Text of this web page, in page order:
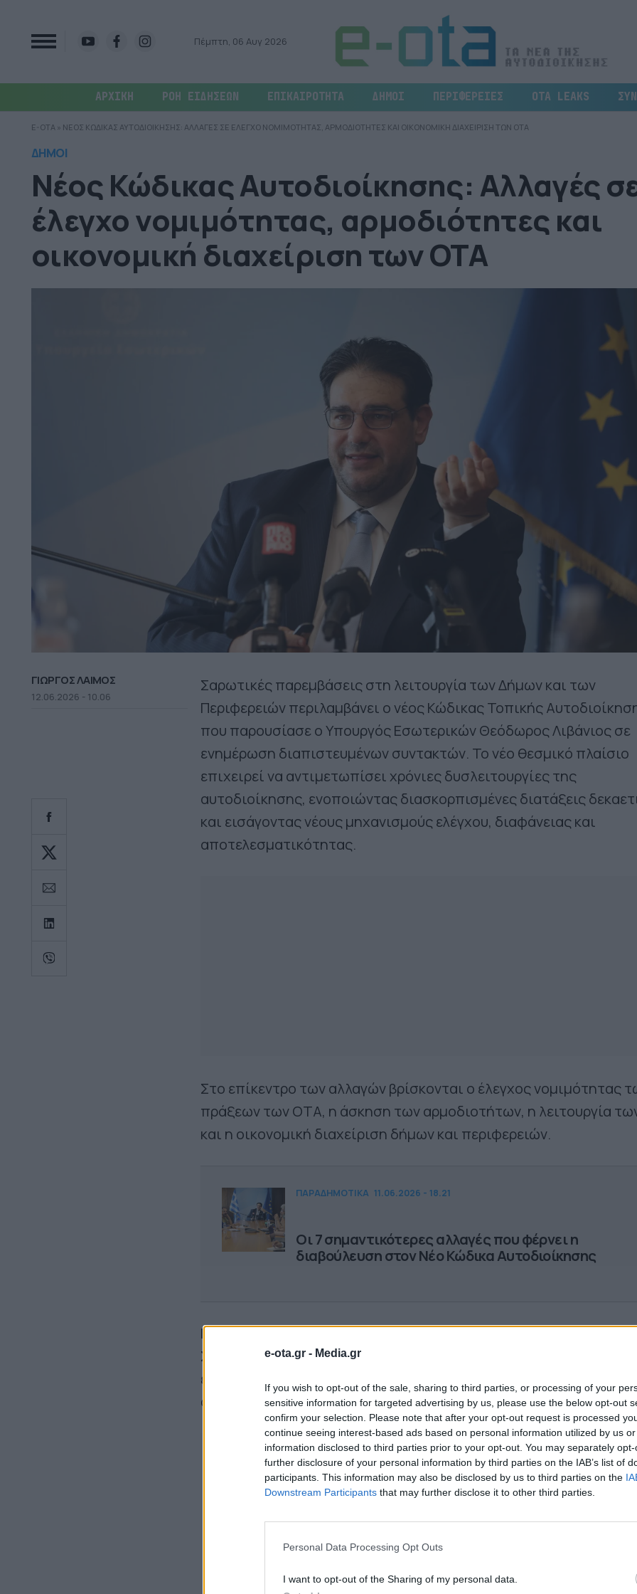
e-ota.gr - Media.gr
If you wish to opt-out of the sale, sharing to third parties, or processing of your
sensitive information for targeted advertising by us, please use the below opt-out
confirm your selection. Please note that after your opt-out request is processed
continue seeing interest-based ads based on personal information utilized by us
information disclosed to third parties prior to your opt-out. You may separately
further disclosure of your personal information by third parties on the IAB’s list of
participants. This information may also be disclosed by us to third parties on the
Downstream Participants that may further disclose it to other third parties.
Personal Data Processing Opt Outs
I want to opt-out of the Sharing of my personal data.
Πέμπτη, 06 Αυγ 2026
ΑΡΧΙΚΗ ΡΟΗ ΕΙΔΗΣΕΩΝ ΕΠΙΚΑΙΡΟΤΗΤΑ ΔΗΜΟΙ ΠΕΡΙΦΕΡΕΙΕΣ OTA LEAKS
E-OTA » ΝΕΟΣ ΚΩΔΙΚΑΣ ΑΥΤΟΔΙΟΙΚΗΣΗΣ: ΑΛΛΑΓΕΣ ΣΕ ΕΛΕΓΧΟ ΝΟΜΙΜΟΤΗΤΑΣ, ΑΡΜΟΔΙΟΤΗΤΕΣ ΚΑΙ ΟΙΚΟΝΟΜΙΚΗ ΔΙΑΧΕΙΡΙΣΗ ΤΩΝ ΟΤΑ
ΔΗΜΟΙ
Νέος Κώδικας Αυτοδιοίκησης: Αλλαγές
έλεγχο νομιμότητας, αρμοδιότητες και
οικονομική διαχείριση των ΟΤΑ
ΓΙΩΡΓΟΣ ΛΑΙΜΟΣ
12.06.2026 - 10.06
Σαρωτικές παρεμβάσεις στη λειτουργία των Δήμων και των
Περιφερειών περιλαμβάνει ο νέος Κώδικας Τοπικής
που παρουσίασε ο Υπουργός Εσωτερικών Θεόδωρος Λιβάνιος σε
ενημέρωση διαπιστευμένων συντακτών. Το νέο θεσμικό πλαίσιο
επιχειρεί να αντιμετωπίσει χρόνιες δυσλειτουργίες της
αυτοδιοίκησης, ενοποιώντας διασκορπισμένες διατάξεις
και εισάγοντας νέους μηχανισμούς ελέγχου, διαφάνειας και
αποτελεσματικότητας.
Στο επίκεντρο των αλλαγών βρίσκονται ο έλεγχος νομιμότητας
πράξεων των ΟΤΑ, η άσκηση των αρμοδιοτήτων, η λειτουργία
και η οικονομική διαχείριση δήμων και περιφερειών.
ΠΑΡΑΔΗΜΟΤΙΚΑ 11.06.2026 - 18.21
Οι 7 σημαντικότερες αλλαγές που φέρνει η
διαβούλευση στον Νέο Κώδικα Αυτοδιοίκησης
Νέο σύστημα ελέγχου νομιμότητας
Σύμφωνα με την παρουσίαση του Υπουργείου Εσωτερικών,
ένα νέο μοντέλο ελέγχου νομιμότητας με στόχο την ανεξαρτησία,
αντικειμενικότητα και την ταχύτητα των διαδικασιών.